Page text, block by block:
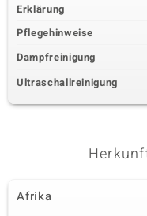
Erklärung
Pflegehinweise
Dampfreinigung
Ultraschallreinigung
Afrika